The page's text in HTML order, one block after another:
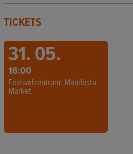
TICKETS
31. 05.
16:00
Festivalzentrum: Manifesto
Market